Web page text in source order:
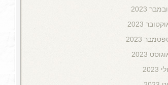
2023
2023
2023
2023
2023